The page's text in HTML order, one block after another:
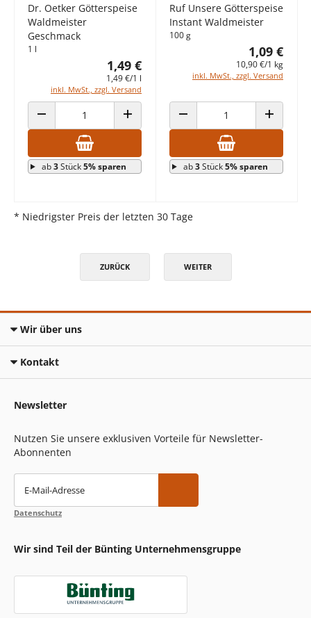
Dr. Oetker Götterspeise
Waldmeister
Geschmack
1 l
1,49 €
1,49 €/1 l
inkl. MwSt., zzgl. Versand
ANZAHL VERRINGERN ANZAHL ERHÖHEN
ab3Stück5% sparen
Ruf Unsere Götterspeise
Instant Waldmeister
100 g
1,09 €
10,90 €/1 kg
inkl. MwSt., zzgl. Versand
ANZAHL VERRINGERN ANZAHL
ab3Stück5% sparen
* Niedrigster Preis der letzten 30 Tage
ZURÜCK WEITER
Wir über uns
Kontakt
Newsletter
Nutzen Sie unsere exklusiven Vorteile für Newsletter-
Abonnenten
E-Mail-Adresse
Datenschutz
Wir sind Teil der Bünting Unternehmensgruppe